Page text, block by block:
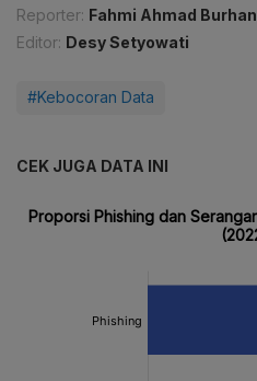
Reporter: Fahmi Ahmad Burhan
Editor: Desy Setyowati
#Kebocoran Data
CEK JUGA DATA INI